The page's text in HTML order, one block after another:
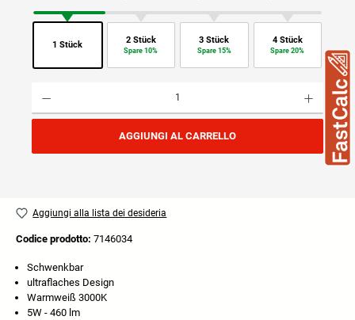
1 Stück 2 Stück
Spare 10%
3 Stück
Spare 15%
4 Stück
Spare 20%
Quantità del prodotto: inserisci la quantità desiderata o usa i pulsanti per aumentare o
AGGIUNGI AL CARRELLO
Aggiungi alla lista dei desideria
Codice prodotto: 7146034
Schwenkbar
ultraflaches Design
Warmweiß 3000K
5W - 460 lm